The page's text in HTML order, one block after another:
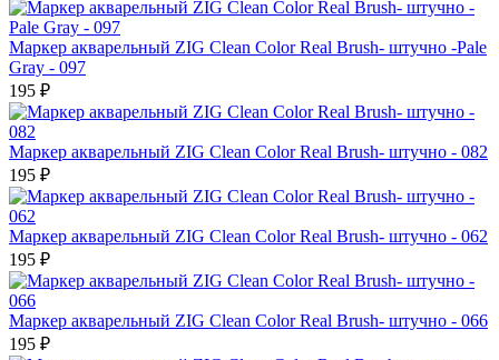
Маркер акварельный ZIG Clean Color Real Brush- штучно -Pale
Gray - 097
195 ₽
Маркер акварельный ZIG Clean Color Real Brush- штучно - 082
195 ₽
Маркер акварельный ZIG Clean Color Real Brush- штучно - 062
195 ₽
Маркер акварельный ZIG Clean Color Real Brush- штучно - 066
195 ₽